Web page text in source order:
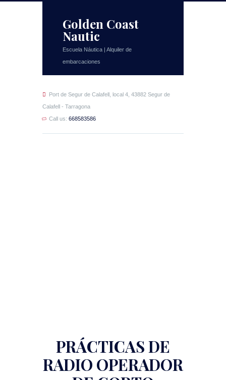
Golden Coast
Nautic
Escuela Náutica | Alquiler de
embarcaciones
Port de Segur de Calafell, local 4, 43882 Segur de
Calafell - Tarragona
Call us: 668583586
PRÁCTICAS DE
RADIO OPERADOR